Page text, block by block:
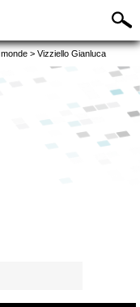
> Vizziello Gianluca